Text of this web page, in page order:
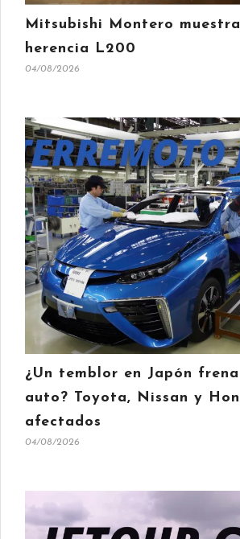
Mitsubishi Montero
herencia L200
04/08/2026
¿Un temblor en Japón
auto? Toyota, Nissan y
afectados
04/08/2026